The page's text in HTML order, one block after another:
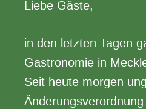
Liebe Gäste,
in den letzten Tagen
Gastronomie in
Seit heute morgen